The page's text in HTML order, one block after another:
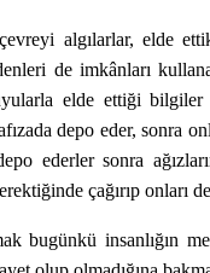
algılarlar, elde
de imkânları
elde ettiği
depo eder, sonra
ederler sonra
çağırıp onları
bugünkü insanlığın